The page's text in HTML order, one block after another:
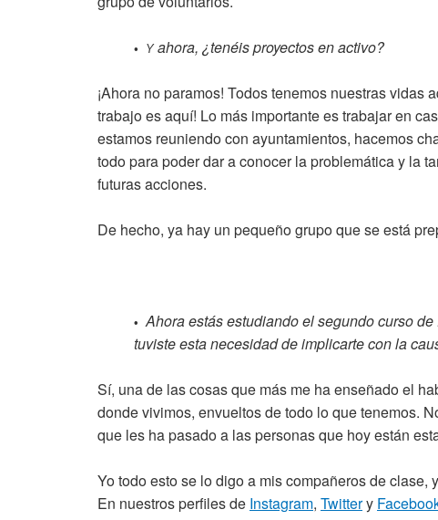
• Yahora, ¿tenéis proyectos en activo?
¡Ahora no paramos! Todos tenemos nuestras vidas
trabajo es aquí! Lo más importante es trabajar en
estamos reuniendo con ayuntamientos, hacemos
todo para poder dar a conocer la problemática y la
futuras acciones.
De hecho, ya hay un pequeño grupo que se está
• Ahora estás estudiando el segundo curso
tuviste esta necesidad de implicarte con la
Sí, una de las cosas que más me ha enseñado el
donde vivimos, envueltos de todo lo que tenemos.
que les ha pasado a las personas que hoy están
Yo todo esto se lo digo a mis compañeros de
En nuestros perfiles de Instagram, Twittery